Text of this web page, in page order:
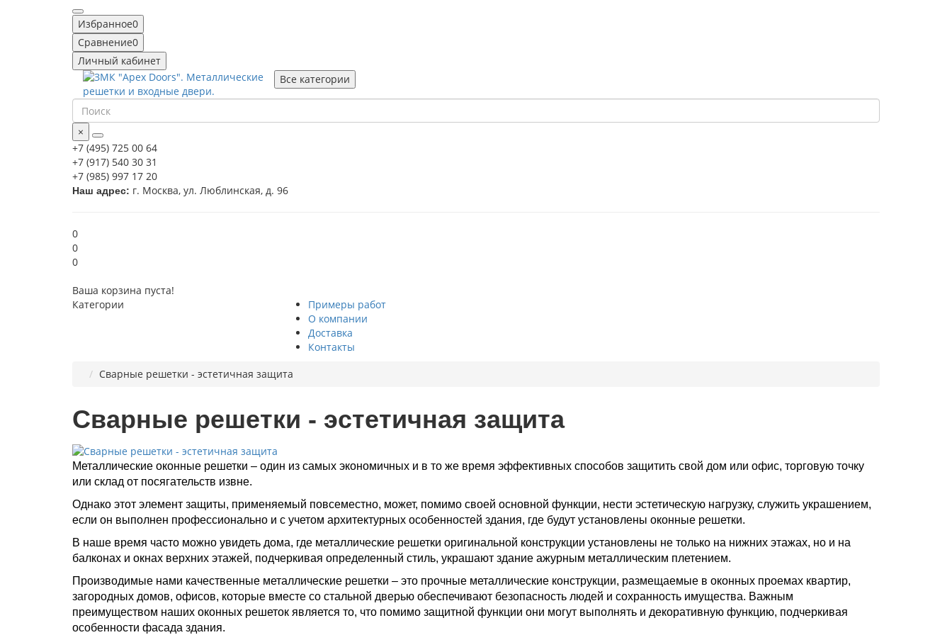
Избранное0
Сравнение0
Личный кабинет
Все категории
×
+7 (495) 725 00 64
+7 (917) 540 30 31
+7 (985) 997 17 20
Наш адрес: г. Москва, ул. Люблинская, д. 96
0
0
0
Ваша корзина пуста!
Категории
Примеры работ
О компании
Доставка
Контакты
Сварные решетки - эстетичная защита
Сварные решетки - эстетичная защита
Металлические оконные решетки – один из самых экономичных и в то же время эффективных способов защитить свой дом или офис, торговую точку
или склад от посягательств извне.
Однако этот элемент защиты, применяемый повсеместно, может, помимо своей основной функции, нести эстетическую нагрузку, служить украшением,
если он выполнен профессионально и с учетом архитектурных особенностей здания, где будут установлены оконные решетки.
В наше время часто можно увидеть дома, где металлические решетки оригинальной конструкции установлены не только на нижних этажах, но и на
балконах и окнах верхних этажей, подчеркивая определенный стиль, украшают здание ажурным металлическим плетением.
Производимые нами качественные металлические решетки – это прочные металлические конструкции, размещаемые в оконных проемах квартир,
загородных домов, офисов, которые вместе со стальной дверью обеспечивают безопасность людей и сохранность имущества. Важным
преимуществом наших оконных решеток является то, что помимо защитной функции они могут выполнять и декоративную функцию, подчеркивая
особенности фасада здания.